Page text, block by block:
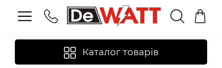
Каталог товарів